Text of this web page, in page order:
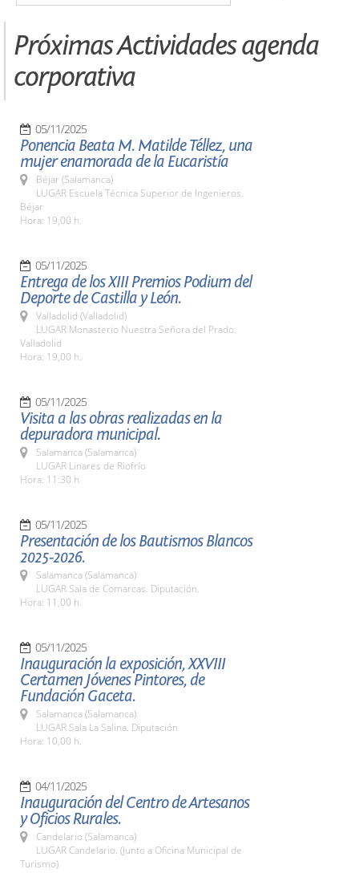
Próximas Actividades agenda
corporativa
05/11/2025
Ponencia Beata M. Matilde Téllez, una
mujer enamorada de la Eucaristía
Béjar (Salamanca)
LUGAR Escuela Técnica Superior de Ingenieros.
Béjar
Hora: 19,00 h.
05/11/2025
Entrega de los XIII Premios Podium del
Deporte de Castilla y León.
Valladolid (Valladolid)
LUGAR Monasterio Nuestra Señora del Prado.
Valladolid
Hora: 19,00 h.
05/11/2025
Visita a las obras realizadas en la
depuradora municipal.
Salamanca (Salamanca)
LUGAR Linares de Riofrío
Hora: 11:30 h
05/11/2025
Presentación de los Bautismos Blancos
2025-2026.
Salamanca (Salamanca)
LUGAR Sala de Comarcas. Diputación.
Hora: 11,00 h.
05/11/2025
Inauguración la exposición, XXVIII
Certamen Jóvenes Pintores, de
Fundación Gaceta.
Salamanca (Salamanca)
LUGAR Sala La Salina. Diputación
Hora: 10,00 h.
04/11/2025
Inauguración del Centro de Artesanos
y Oficios Rurales.
Candelario (Salamanca)
LUGAR Candelario. (Junto a Oficina Municipal de
Turismo)